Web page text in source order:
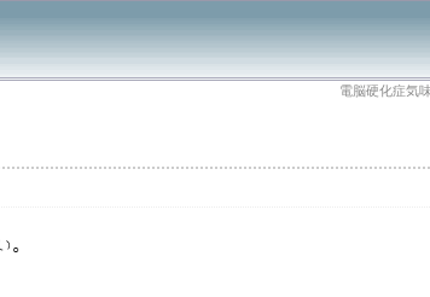
電脳硬化症気
。